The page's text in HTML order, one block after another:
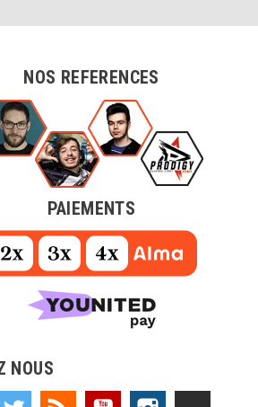
NOS REFERENCES
PAIEMENTS
NOUS
Twitter Rss YouTube